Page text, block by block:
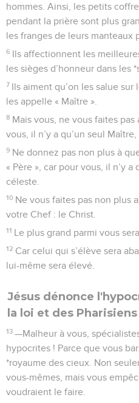
hommes. Ainsi, les petits
pendant la prière sont plus
les franges de leurs manteaux
6 Ils affectionnent les
les sièges d’honneur dans les
7 Ils aiment qu’on les salue
les appelle « Maître ».
8 Mais vous, ne vous faites pas
vous, il n’y a qu’un seul
9 Ne donnez pas non plus à
« Père », car pour vous, il n’y a
céleste.
10 Ne vous faites pas non plus
votre Chef : le Christ.
11 Le plus grand parmi vous
12 Car celui qui s’élève sera
lui-même sera élevé.
Jésus dénonce
la loi et des Pharisiens
13 —Malheur à vous,
hypocrites ! Parce que vous
*royaume des cieux. Non
vous-mêmes, mais vous
voudraient le faire.